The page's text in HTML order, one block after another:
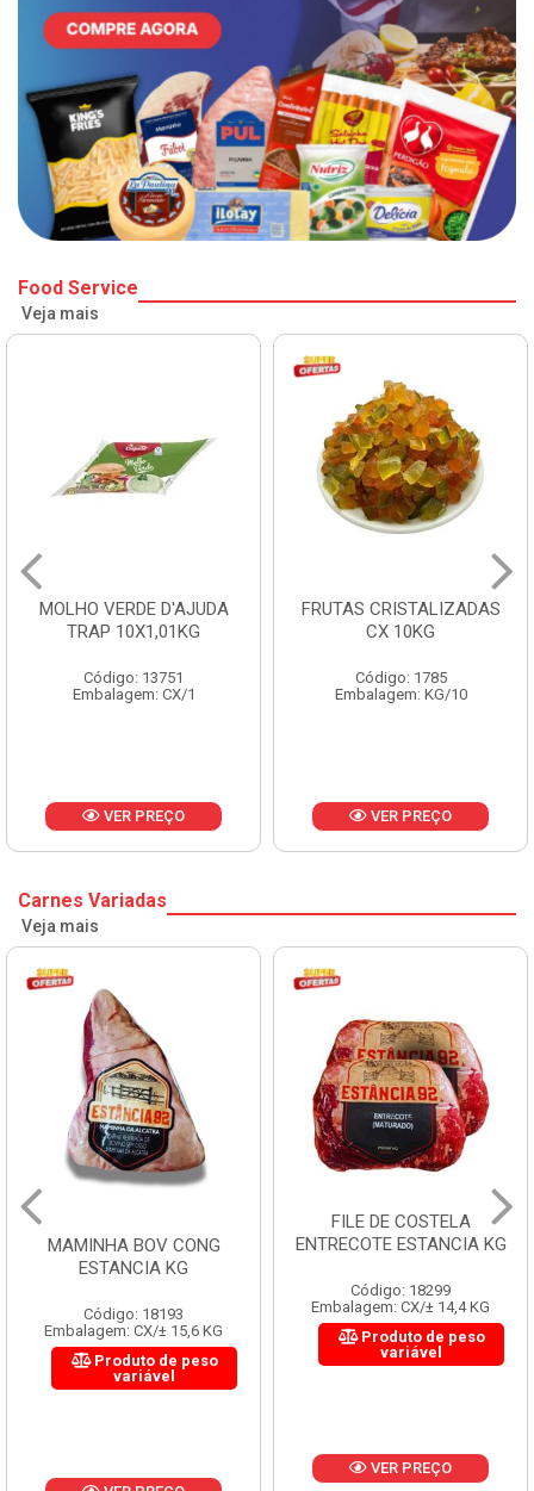
Food Service
Veja mais
MOLHO VERDE D'AJUDA
TRAP 10X1,01KG
Código: 13751
Embalagem: CX/1
VER PREÇO
FRUTAS CRISTALIZADAS
CX 10KG
Código: 1785
Embalagem: KG/10
VER PREÇO
Carnes Variadas
Veja mais
MAMINHA BOV CONG
ESTANCIA KG
Código: 18193
Embalagem: CX/± 15,6 KG
Produto de peso
variável
FILE DE COSTELA
ENTRECOTE ESTANCIA KG
Código: 18299
Embalagem: CX/± 14,4 KG
Produto de peso
variável
VER PREÇO